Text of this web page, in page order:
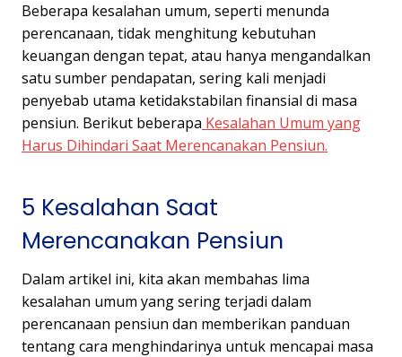
Beberapa kesalahan umum, seperti menunda
perencanaan, tidak menghitung kebutuhan
keuangan dengan tepat, atau hanya mengandalkan
satu sumber pendapatan, sering kali menjadi
penyebab utama ketidakstabilan finansial di masa
pensiun. Berikut beberapa Kesalahan Umum yang
Harus Dihindari Saat Merencanakan Pensiun.
5 Kesalahan Saat
Merencanakan Pensiun
Dalam artikel ini, kita akan membahas lima
kesalahan umum yang sering terjadi dalam
perencanaan pensiun dan memberikan panduan
tentang cara menghindarinya untuk mencapai masa